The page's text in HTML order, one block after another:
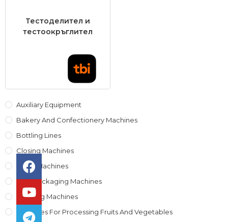
Auxiliary Equipment
Bakery And Confectionery Machines
Bottling Lines
Closing Machines
Filling Machines
Foil / Packaging Machines
Labeling Machines
Machines For Processing Fruits And Vegetables
Тестоделител и
тестоокръглител